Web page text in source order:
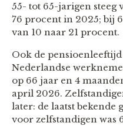
55- tot 65-jarigen steeg
76 procent in 2025; bij
van 10 naar 21 procent.
Ook de
Nederlandse
op 66 jaar en 4
april 2026.
later: de laatst bekende
voor zelfstandigen was